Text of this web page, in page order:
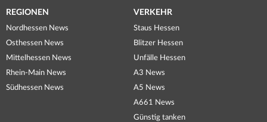
REGIONEN
Nordhessen News
Osthessen News
Mittelhessen News
Rhein-Main News
Südhessen News
VERKEHR
Staus Hessen
Blitzer Hessen
Unfälle Hessen
A3 News
A5 News
A661 News
Günstig tanken